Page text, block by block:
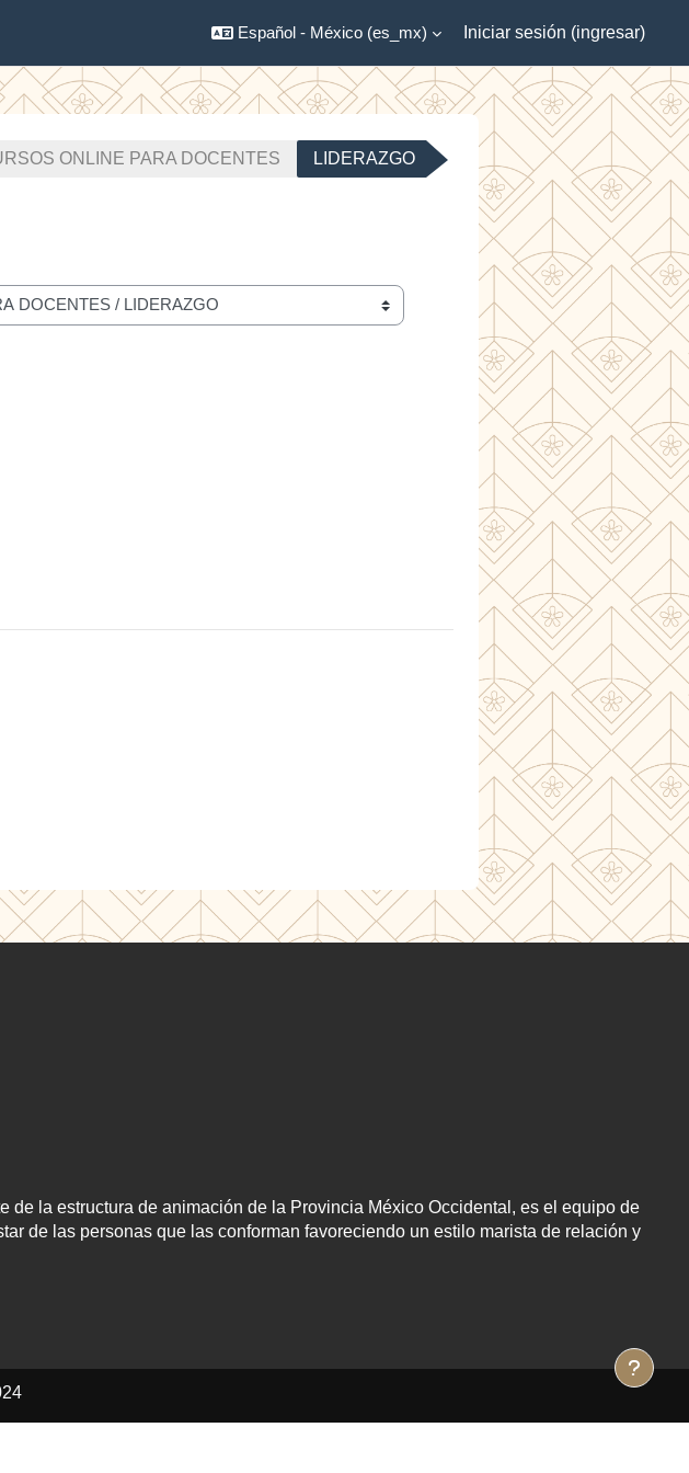
Español - México ‎(es_mx)‎ Iniciar sesión (ingresar)
ONLINE PARA DOCENTES LIDERAZGO
de la estructura de animación de la Provincia México Occidental, es el equipo de
de las personas que las conforman favoreciendo un estilo marista de relación y